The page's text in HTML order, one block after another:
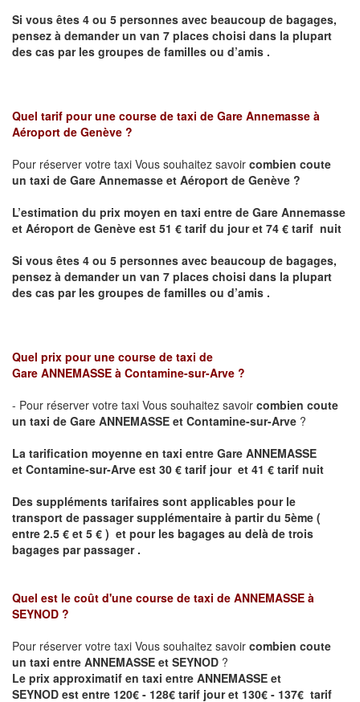
Si vous êtes 4 ou 5 personnes avec beaucoup de bagages,
pensez à demander un van 7 places choisi dans la plupart
des cas par les groupes de familles ou d’amis .
Quel tarif pour une course de taxi de Gare Annemasse à
Aéroport de Genève ?
Pour réserver votre taxi Vous souhaitez savoir combien coute
un taxi de Gare Annemasse et Aéroport de Genève ?
L’estimation du prix moyen en taxi entre de Gare Annemasse
et Aéroport de Genève est 51 € tarif du jour et 74 € tarif nuit
Si vous êtes 4 ou 5 personnes avec beaucoup de bagages,
pensez à demander un van 7 places choisi dans la plupart
des cas par les groupes de familles ou d’amis .
Quel prix pour une course de taxi de
Gare ANNEMASSE à Contamine-sur-Arve ?
- Pour réserver votre taxi Vous souhaitez savoir combien coute
un taxi de Gare ANNEMASSE et Contamine-sur-Arve ?
La tarification moyenne en taxi entre Gare ANNEMASSE
et Contamine-sur-Arve est 30 € tarif jour et 41 € tarif nuit
Des suppléments tarifaires sont applicables pour le
transport de passager supplémentaire à partir du 5ème (
entre 2.5 € et 5 € ) et pour les bagages au delà de trois
bagages par passager .
Quel est le coût d'une course de taxi de ANNEMASSE à
SEYNOD ?
Pour réserver votre taxi Vous souhaitez savoir combien coute
un taxi entre ANNEMASSE et SEYNOD ?
Le prix approximatif en taxi entre ANNEMASSE et
SEYNOD est entre 120€ - 128€ tarif jour et 130€ - 137€ tarif